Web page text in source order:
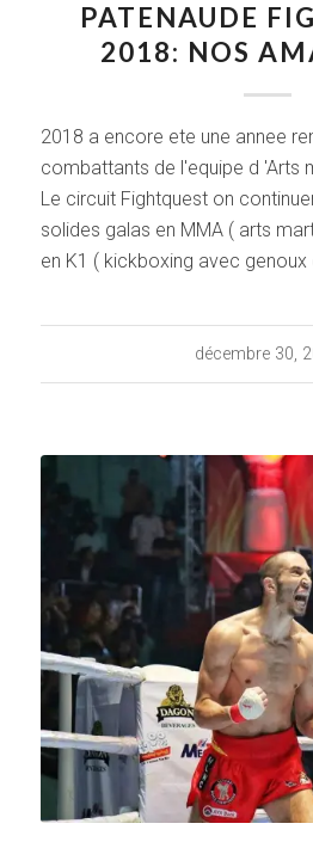
PATENAUDE
2018: NOS
2018 a encore ete une annee
combattants de l'equipe d 'Arts
Le circuit Fightquest on
solides galas en MMA ( arts
en K1 ( kickboxing avec
décembre 30,